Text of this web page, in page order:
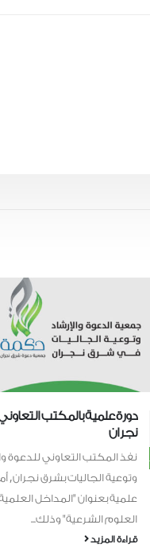
إعلان وظيفة مدير تنفيذي
إعلان وظيفة مدير تنفيذي
قراءة المزيد